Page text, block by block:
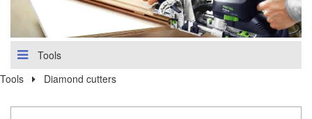
Tools
Tools
Diamond cutters